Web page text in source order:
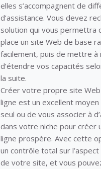
elles s’accompagnent de
d’assistance. Vous devez
solution qui vous permettra
place un site Web de base
facilement, puis de mettre à
d’étendre vos capacités
la suite.
Créer votre propre site
ligne est un excellent
seul ou de vous associer à
dans votre niche pour créer
ligne prospère. Avec cette
un contrôle total sur
de votre site, et vous